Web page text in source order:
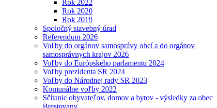
Rok 2022
Rok 2020
Rok 2019
Spoločný stavebný úrad
Referendum 2026
Voľby do orgánov samosprávy obcí a do orgánov
samosprávnych krajov 2026
Voľby do Európskeho parlamentu 2024
Voľby prezidenta SR 2024
Voľby do Národnej rady SR 2023
Komunálne voľby 2022
Sčítanie obyvateľov, domov a bytov - výsledky za obec
Brestovany